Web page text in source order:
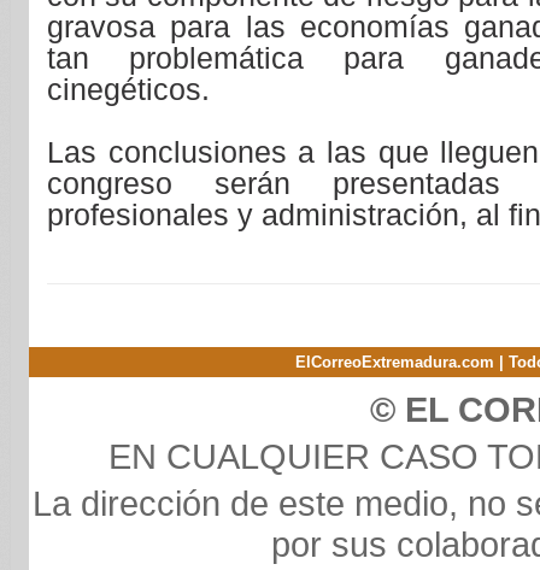
gravosa para las economías
tan problemática para
cinegéticos.
Las conclusiones a las que
congreso serán
profesionales y administración, al
ElCorreoExtremadura.com |
© EL
EN CUALQUIER CASO
La dirección de este medio, no
por sus